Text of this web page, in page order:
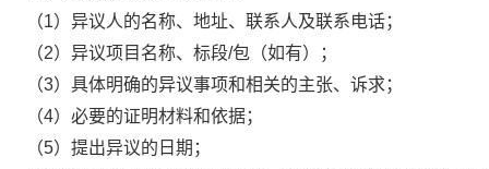
（1）异议人的名称、地址、联系人及联系电话；
（2）异议项目名称、标段/包（如有）；
（3）具体明确的异议事项和相关的主张、诉求；
（4）必要的证明材料和依据；
（5）提出异议的日期；